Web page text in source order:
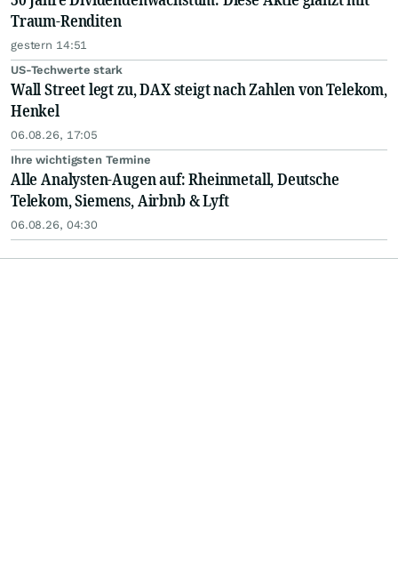
Traum-Renditen
gestern 14:51
US-Techwerte stark
Wall Street legt zu, DAX steigt nach Zahlen von Telekom,
Henkel
06.08.26, 17:05
Ihre wichtigsten Termine
Alle Analysten-Augen auf: Rheinmetall, Deutsche
Telekom, Siemens, Airbnb & Lyft
06.08.26, 04:30